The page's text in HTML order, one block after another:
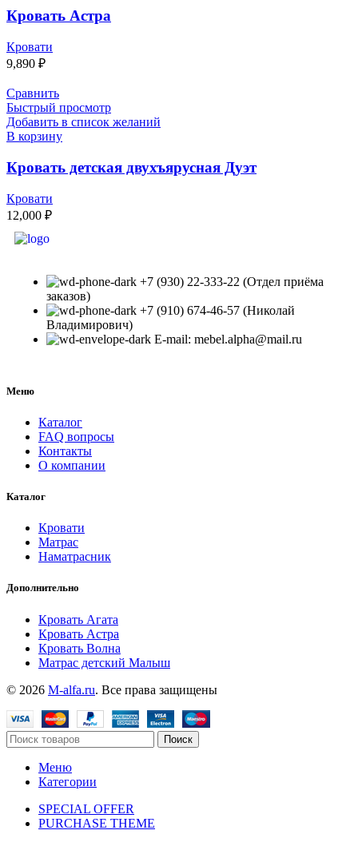
Кровать Астра
Кровати
9,890 ₽
Сравнить
Быстрый просмотр
Добавить в список желаний
В корзину
Кровать детская двухъярусная Дуэт
Кровати
12,000 ₽
+7 (930) 22-333-22 (Отдел приёма
заказов)
+7 (910) 674-46-57 (Николай
Владимирович)
E-mail: mebel.alpha@mail.ru
Меню
Каталог
FAQ вопросы
Контакты
О компании
Каталог
Кровати
Матрас
Наматрасник
Дополнительно
Кровать Агата
Кровать Астра
Кровать Волна
Матрас детский Малыш
© 2026 M-alfa.ru. Все права защищены
Поиск
Меню
Категории
SPECIAL OFFER
PURCHASE THEME